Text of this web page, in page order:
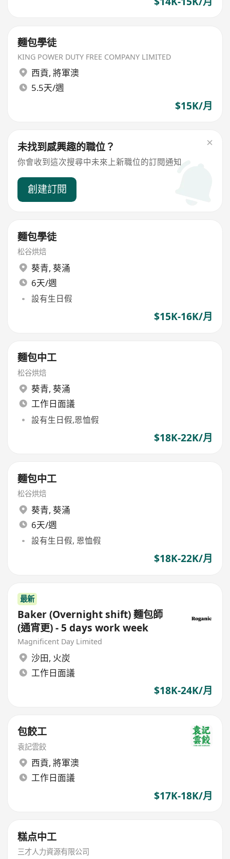
麵包學徒
KING POWER DUTY FREE COMPANY LIMITED
西貢, 將軍澳
5.5天/週
$15K/月
未找到感興趣的職位？
你會收到這次搜尋中未來上新職位的訂閱通知
創建訂閱
麵包學徒
松谷烘焙
葵青, 葵涌
6天/週
設有生日假
$15K-16K/月
麵包中工
松谷烘焙
葵青, 葵涌
工作日面議
設有生日假,恩恤假
$18K-22K/月
麵包中工
松谷烘焙
葵青, 葵涌
6天/週
設有生日假, 恩恤假
$18K-22K/月
最新
Baker (Overnight shift) 麵包師
(通宵更) - 5 days work week
Magnificent Day Limited
沙田, 火炭
工作日面議
$18K-24K/月
包餃工
袁記雲餃
西貢, 將軍澳
工作日面議
$17K-18K/月
糕点中工
三才人力資源有限公司